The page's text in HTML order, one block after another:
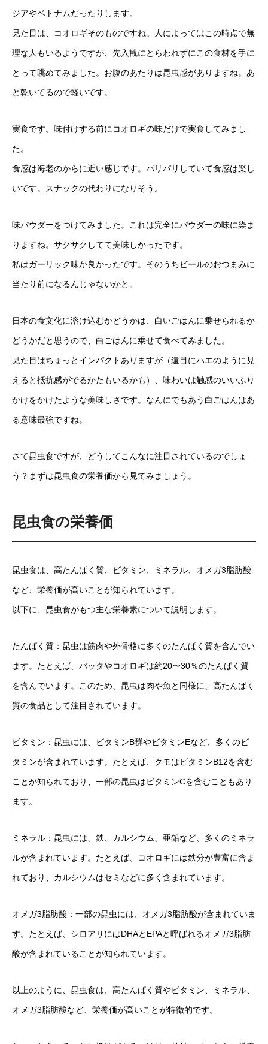
ジアやベトナムだったりします。
見た目は、コオロギそのものですね。人によってはこの時点で無
理な人もいるようですが、先入観にとらわれずにこの食材を手に
とって眺めてみました。お腹のあたりは昆虫感がありますね。あ
と乾いてるので軽いです。
実食です。味付けする前にコオロギの味だけで実食してみまし
た。
食感は海老のからに近い感じです。パリパリしていて食感は楽し
いです。スナックの代わりになりそう。
味パウダーをつけてみました。これは完全にパウダーの味に染ま
りますね。サクサクしてて美味しかったです。
私はガーリック味が良かったです。そのうちビールのおつまみに
当たり前になるんじゃないかと。
日本の食文化に溶け込むかどうかは、白いごはんに乗せられるか
どうかだと思うので、白ごはんに乗せて食べてみました。
見た目はちょっとインパクトありますが（遠目にハエのように見
えると抵抗感がでるかたもいるかも）、味わいは触感のいいふり
かけをかけたような美味しさです。なんにでもあう白ごはんはあ
る意味最強ですね。
さて昆虫食ですが、どうしてこんなに注目されているのでしょ
う？まずは昆虫食の栄養価から見てみましょう。
昆虫食の栄養価
昆虫食は、高たんぱく質、ビタミン、ミネラル、オメガ3脂肪酸
など、栄養価が高いことが知られています。
以下に、昆虫食がもつ主な栄養素について説明します。
たんぱく質：昆虫は筋肉や外骨格に多くのたんぱく質を含んでい
ます。たとえば、バッタやコオロギは約20〜30％のたんぱく質
を含んでいます。このため、昆虫は肉や魚と同様に、高たんぱく
質の食品として注目されています。
ビタミン：昆虫には、ビタミンB群やビタミンEなど、多くのビ
タミンが含まれています。たとえば、クモはビタミンB12を含む
ことが知られており、一部の昆虫はビタミンCを含むこともあり
ます。
ミネラル：昆虫には、鉄、カルシウム、亜鉛など、多くのミネラ
ルが含まれています。たとえば、コオロギには鉄分が豊富に含ま
れており、カルシウムはセミなどに多く含まれています。
オメガ3脂肪酸：一部の昆虫には、オメガ3脂肪酸が含まれていま
す。たとえば、シロアリにはDHAとEPAと呼ばれるオメガ3脂肪
酸が含まれていることが知られています。
以上のように、昆虫食は、高たんぱく質やビタミン、ミネラル、
オメガ3脂肪酸など、栄養価が高いことが特徴的です。